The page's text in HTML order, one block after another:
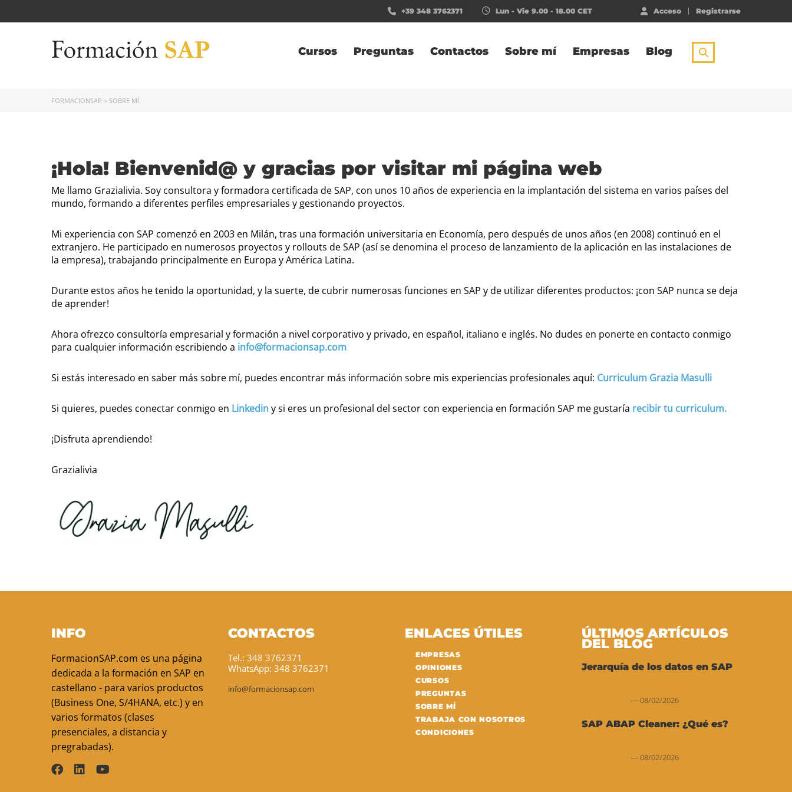
Acceso Registrarse
Lun - Vie 9.00 - 18.00 CET
+39 348 3762371
Cursos Preguntas Contactos Sobre mí Empresas Blog
FORMACIONSAP > SOBRE MÍ
¡Hola! Bienvenid@ y gracias por visitar mi página web
Me llamo Grazialivia. Soy consultora y formadora certificada de SAP, con unos 10 años de experiencia en la implantación del sistema en varios países del
mundo, formando a diferentes perfiles empresariales y gestionando proyectos.
Mi experiencia con SAP comenzó en 2003 en Milán, tras una formación universitaria en Economía, pero después de unos años (en 2008) continuó en el
extranjero. He participado en numerosos proyectos y rollouts de SAP (así se denomina el proceso de lanzamiento de la aplicación en las instalaciones de
la empresa), trabajando principalmente en Europa y América Latina.
Durante estos años he tenido la oportunidad, y la suerte, de cubrir numerosas funciones en SAP y de utilizar diferentes productos: ¡con SAP nunca se deja
de aprender!
Ahora ofrezco consultoría empresarial y formación a nivel corporativo y privado, en español, italiano e inglés. No dudes en ponerte en contacto conmigo
para cualquier información escribiendo a info@formacionsap.com
Si estás interesado en saber más sobre mí, puedes encontrar más información sobre mis experiencias profesionales aquí: Curriculum Grazia Masulli
Si quieres, puedes conectar conmigo en Linkediny si eres un profesional del sector con experiencia en formación SAP me gustaría recibir tu curriculum.
¡Disfruta aprendiendo!
Grazialivia
INFO
FormacionSAP.com es una página
dedicada a la formación en SAP en
castellano - para varios productos
(Business One, S/4HANA, etc.) y en
varios formatos (clases
presenciales, a distancia y
pregrabadas).
CONTACTOS
Tel.: 348 3762371
WhatsApp: 348 3762371
info@formacionsap.com
ENLACES ÚTILES
EMPRESAS
OPINIONES
CURSOS
PREGUNTAS
SOBRE MÍ
TRABAJA CON NOSOTROS
CONDICIONES
ÚLTIMOS ARTÍCULOS
DEL BLOG
Jerarquía de los datos en SAP
08/02/2026
SAP ABAP Cleaner: ¿Qué es?
08/02/2026